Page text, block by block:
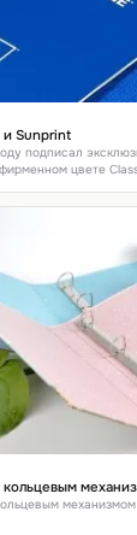
и Sunprint
подписал
цвете
кольцевым